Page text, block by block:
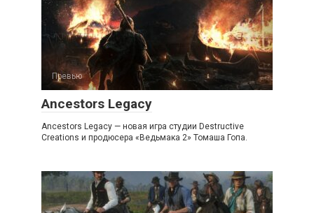
Превью
Ancestors Legacy
Ancestors Legacy — новая игра студии Destructive
Creations и продюсера «Ведьмака 2» Томаша Гопа.